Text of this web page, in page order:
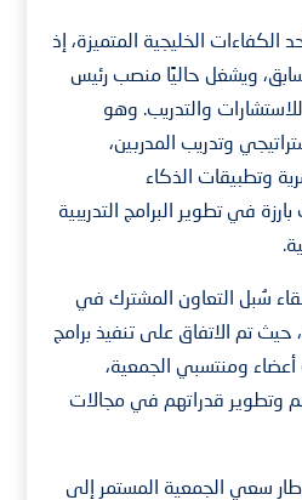
الكفاءات الخليجية المتميزة، إذ
ويشغل حاليًا منصب رئيس
والتدريب. وهو
وتدريب المدربين،
وتطبيقات الذكاء
في تطوير البرامج التدريبية
سُبل التعاون المشترك في
حيث تم الاتفاق على تنفيذ برامج
ومنتسبي الجمعية،
وتطوير قدراتهم في مجالات
سعي الجمعية المستمر إلى